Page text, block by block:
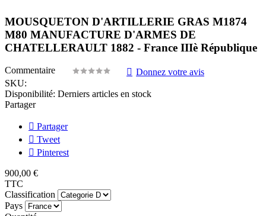
MOUSQUETON D'ARTILLERIE GRAS M1874
M80 MANUFACTURE D'ARMES DE
CHATELLERAULT 1882 - France IIIè République
Commentaire
Donnez votre avis
SKU:
Disponibilité: Derniers articles en stock
Partager
Partager
Tweet
Pinterest
900,00 €
TTC
Classification
Pays